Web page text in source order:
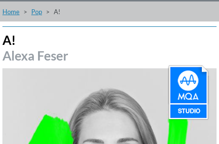
Hörtipps Top Alben
Home Pop A!
A!
Alexa Feser